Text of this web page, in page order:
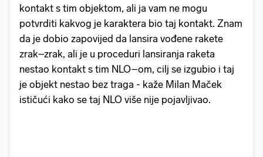
kontakt s tim objektom, ali ja vam ne mogu
potvrditi kakvog je karaktera bio taj kontakt. Znam
da je dobio zapovijed da lansira vođene rakete
zrak–zrak, ali je u proceduri lansiranja raketa
nestao kontakt s tim NLO–om, cilj se izgubio i taj
je objekt nestao bez traga - kaže Milan Maček
ističući kako se taj NLO više nije pojavljivao.